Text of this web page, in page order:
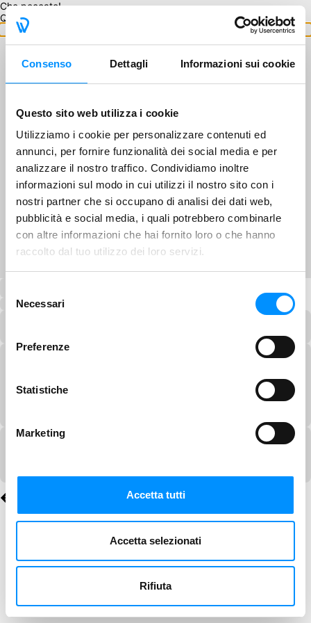
Consenso Dettagli Informazioni sui cookie
Questo sito web utilizza i cookie
Utilizziamo i cookie per personalizzare contenuti ed
annunci, per fornire funzionalità dei social media e per
analizzare il nostro traffico. Condividiamo inoltre
informazioni sul modo in cui utilizzi il nostro sito con i
nostri partner che si occupano di analisi dei dati web,
pubblicità e social media, i quali potrebbero combinarle
con altre informazioni che hai fornito loro o che hanno
raccolto dal tuo utilizzo dei loro servizi.
delNecessari
Preferenze
Statistiche
Marketing
Accetta tutti
Accetta selezionati
Rifiuta
Che peccato!
Questo GA non è disponibile.